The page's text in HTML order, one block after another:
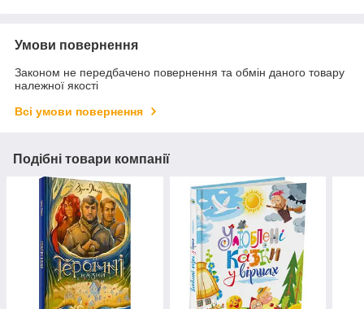
Умови повернення
Законом не передбачено повернення та обмін даного товару
належної якості
Всі умови повернення
Подібні товари компанії